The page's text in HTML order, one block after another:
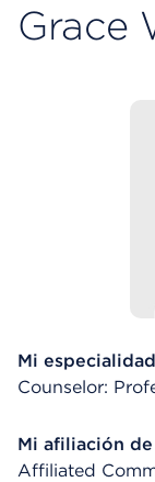
Grace
Mi
Counselor:
Mi afiliación
Affiliated